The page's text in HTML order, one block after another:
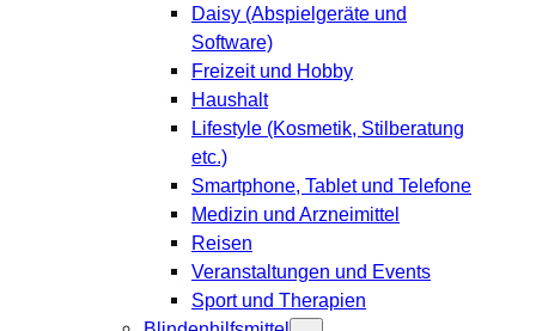
Daisy (Abspielgeräte und
Software)
Freizeit und Hobby
Haushalt
Lifestyle (Kosmetik, Stilberatung
etc.)
Smartphone, Tablet und Telefone
Medizin und Arzneimittel
Reisen
Veranstaltungen und Events
Sport und Therapien